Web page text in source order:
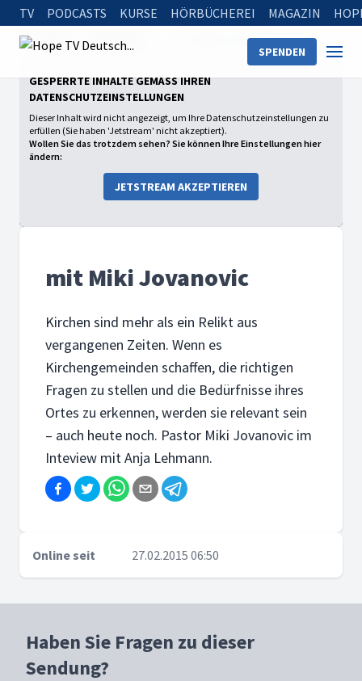
TV PODCASTS KURSE HÖRBÜCHEREI MAGAZIN
SPENDEN
Startseite mit Miki Jovanovic
GESPERRTE INHALTE GEMÄSS IHREN D
ATENSCHUTZEINSTELLUNGEN
Dieser Inhalt wird nicht angezeigt, um Ihre Datenschutzeinstellungen zu
erfüllen (Sie haben 'Jetstream' nicht akzeptiert).
Wollen Sie das trotzdem sehen? Sie können Ihre Einstellungen hier
ändern:
JETSTREAM AKZEPTIEREN
mit Miki Jovanovic
Kirchen sind mehr als ein Relikt aus
vergangenen Zeiten. Wenn es
Kirchengemeinden schaffen, die richtigen
Fragen zu stellen und die Bedürfnisse ihres
Ortes zu erkennen, werden sie relevant sein
– auch heute noch. Pastor Miki Jovanovic im
Inteview mit Anja Lehmann.
Online seit 27.02.2015 06:50
Haben Sie Fragen zu dieser
Sendung?